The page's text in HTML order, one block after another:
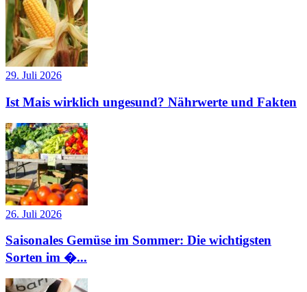
29. Juli 2026
Ist Mais wirklich ungesund? Nährwerte und Fakten
26. Juli 2026
Saisonales Gemüse im Sommer: Die wichtigsten
Sorten im �...